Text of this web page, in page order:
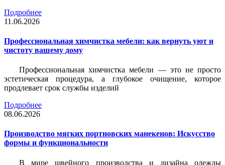
Подробнее
11.06.2026
Профессиональная химчистка мебели: как вернуть уют и
чистоту вашему дому
Профессиональная химчистка мебели — это не просто
эстетическая процедура, а глубокое очищение, которое
продлевает срок службы изделий
Подробнее
08.06.2026
Производство мягких портновских манекенов: Искусство
формы и функциональности
В мире швейного производства и дизайна одежды